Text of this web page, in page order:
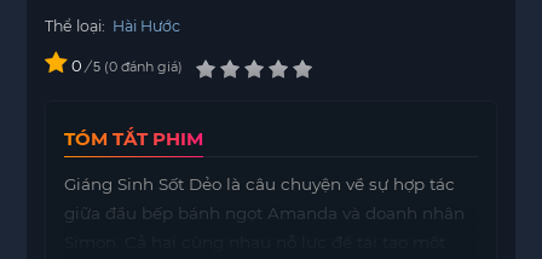
Thể loại: Hài Hước
0 / 5 0 đánh giá
TÓM TẮT PHIM
Giáng Sinh Sốt Dẻo là câu chuyện về sự hợp tác
giữa đầu bếp bánh ngọt Amanda và doanh nhân